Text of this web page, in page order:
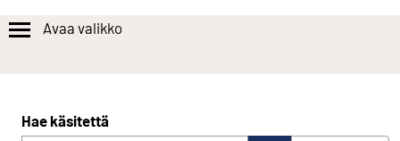
Avaa valikko
Hae käsitettä